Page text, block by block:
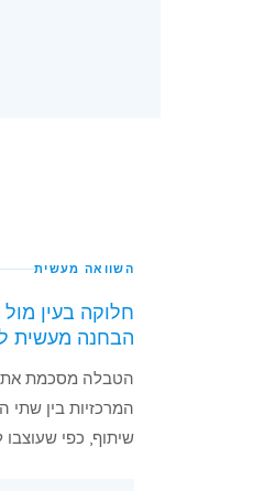
השוואה מעשית
חלוקה בעין
הבחנה מעשית
הטבלה מסכמת
המרכזיות בין שתי
שיתוף, כפי